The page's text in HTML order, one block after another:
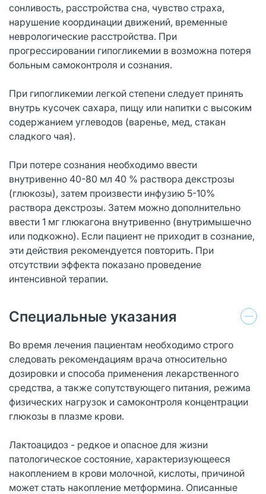
сонливость, расстройства сна, чувство страха,
нарушение координации движений, временные
неврологические расстройства. При
прогрессировании гипогликемии в возможна потеря
больным самоконтроля и сознания.
При гипогликемии легкой степени следует принять
внутрь кусочек сахара, пищу или напитки с высоким
содержанием углеводов (варенье, мед, стакан
сладкого чая).
При потере сознания необходимо ввести
внутривенно 40-80 мл 40 % раствора декстрозы
(глюкозы), затем произвести инфузию 5-10%
раствора декстрозы. Затем можно дополнительно
ввести 1 мг глюкагона внутривенно (внутримышечно
или подкожно). Если пациент не приходит в сознание,
эти действия рекомендуется повторить. При
отсутствии эффекта показано проведение
интенсивной терапии.
Специальные указания
Во время лечения пациентам необходимо строго
следовать рекомендациям врача относительно
дозировки и способа применения лекарственного
средства, а также сопутствующего питания, режима
физических нагрузок и самоконтроля концентрации
глюкозы в плазме крови.
Лактоацидоз - редкое и опасное для жизни
патологическое состояние, характеризующееся
накоплением в крови молочной, кислоты, причиной
может стать накопление метформина. Описанные